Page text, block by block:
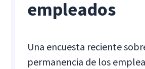
empleados
Una encuesta reciente
permanencia de los